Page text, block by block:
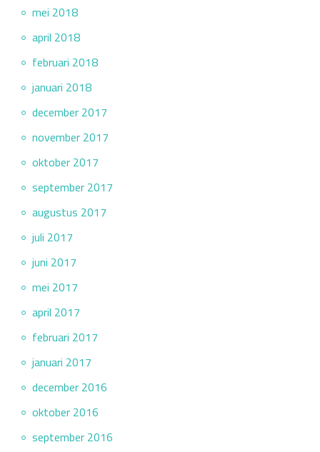
mei 2018
april 2018
februari 2018
januari 2018
december 2017
november 2017
oktober 2017
september 2017
augustus 2017
juli 2017
juni 2017
mei 2017
april 2017
februari 2017
januari 2017
december 2016
oktober 2016
september 2016